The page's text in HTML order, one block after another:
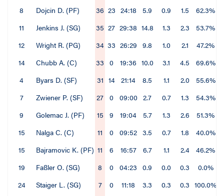
8
Dojcin D. (PF) 36 23 24:18 5.9 0.9 1.5 62.3%
11
Jenkins J. (SG) 35 27 29:38 14.8 1.3 2.3 53.7%
12
Wright R. (PG) 34 33 26:29 9.8 1.0 2.1 47.2%
14
Chubb A. (C) 33 0 19:36 10.0 3.1 4.5 69.6%
4
Byars D. (SF) 31 14 21:14 8.5 1.1 2.0 55.6%
7
Zwiener P. (SF) 27 0 09:00 2.7 0.7 1.3 54.3%
9
Golemac J. (PF) 15 9 19:04 5.7 1.3 2.6 51.3%
15
Nalga C. (C) 11 0 09:52 3.5 0.7 1.8 40.0%
15
Bajramovic K. (PF) 11 6 16:57 6.7 1.1 2.4 46.2%
19
Faßler O. (SG) 8 0 04:23 0.9 0.0 0.3 0.0%
24
Staiger L. (SG) 7 0 11:18 3.3 0.3 0.3 100.0%